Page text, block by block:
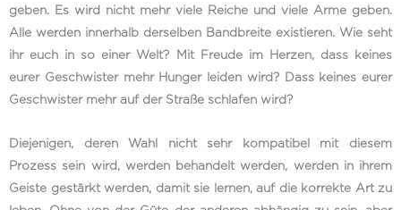
geben. Es wird nicht mehr viele Reiche und viele Arme geben.
Alle werden innerhalb derselben Bandbreite existieren. Wie seht
ihr euch in so einer Welt? Mit Freude im Herzen, dass keines
eurer Geschwister mehr Hunger leiden wird? Dass keines eurer
Geschwister mehr auf der Straße schlafen wird?
Diejenigen, deren Wahl nicht sehr kompatibel mit diesem
Prozess sein wird, werden behandelt werden, werden in ihrem
Geiste gestärkt werden, damit sie lernen, auf die korrekte Art zu